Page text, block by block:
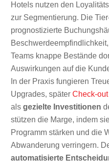
Hotels nutzen den
zur Segmentierung. Die
prognostizierte
Teams knappe Bestände
Auswirkungen auf die
In der Praxis fungieren
Upgrades, späterCheck-out
alsgezielte Investitionen
stützen die Marge, indem
Programm stärken und die
Abwanderung verringern.
automatisierte